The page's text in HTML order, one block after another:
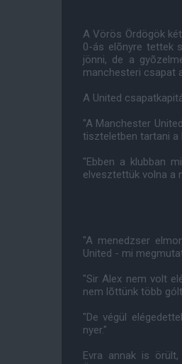
A Vörös Ördögök
0-ás elõnyre tettek
jönni, de a
manchesteri csapat
A United
"A Manchester
tiszteletben tartani a
"Ebben a klubban
elvesztettük volna a
"A menedzser
United - mi
"Sir Alex nem volt
nem lõttünk több
"De végül
nyer."
Evra annak is